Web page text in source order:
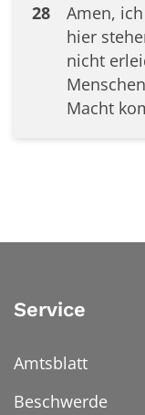
28
Amen,
hier
nicht
Macht
Service
Amtsblatt
Beschwerde